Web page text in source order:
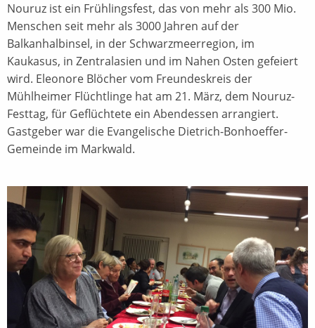
Nouruz ist ein Frühlingsfest, das von mehr als 300 Mio.
Menschen seit mehr als 3000 Jahren auf der
Balkanhalbinsel, in der Schwarzmeerregion, im
Kaukasus, in Zentralasien und im Nahen Osten gefeiert
wird. Eleonore Blöcher vom Freundeskreis der
Mühlheimer Flüchtlinge hat am 21. März, dem Nouruz-
Festtag, für Geflüchtete ein Abendessen arrangiert.
Gastgeber war die Evangelische Dietrich-Bonhoeffer-
Gemeinde im Markwald.